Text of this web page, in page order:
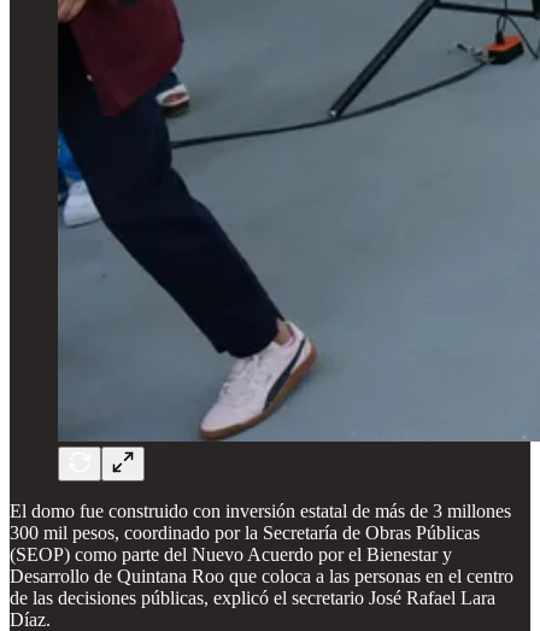
El domo fue construido con inversión estatal de más de 3 millones
300 mil pesos, coordinado por la Secretaría de Obras Públicas
(SEOP) como parte del Nuevo Acuerdo por el Bienestar y
Desarrollo de Quintana Roo que coloca a las personas en el centro
de las decisiones públicas, explicó el secretario José Rafael Lara
Díaz.